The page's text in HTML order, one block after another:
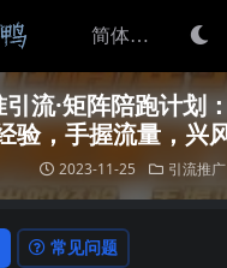
流·矩阵陪跑计划
验，手握流量，兴
2023-11-25 引流推广
常见问题